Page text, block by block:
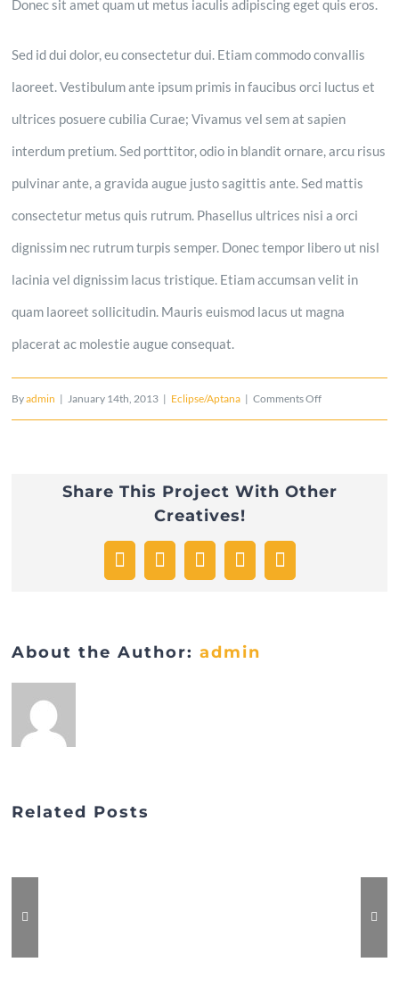
Donec sit amet quam ut metus iaculis adipiscing eget quis eros.
Sed id dui dolor, eu consectetur dui. Etiam commodo convallis
laoreet. Vestibulum ante ipsum primis in faucibus orci luctus et
ultrices posuere cubilia Curae; Vivamus vel sem at sapien
interdum pretium. Sed porttitor, odio in blandit ornare, arcu risus
pulvinar ante, a gravida augue justo sagittis ante. Sed mattis
consectetur metus quis rutrum. Phasellus ultrices nisi a orci
dignissim nec rutrum turpis semper. Donec tempor libero ut nisl
lacinia vel dignissim lacus tristique. Etiam accumsan velit in
quam laoreet sollicitudin. Mauris euismod lacus ut magna
placerat ac molestie augue consequat.
Byadmin | January 14th, 2013 | Eclipse/Aptana | Comments Offon
dolor
Share This Project With Other
Creatives!
Facebook
TwitterWhatsApp
PinterestEmail
About the Author:admin
Related Posts